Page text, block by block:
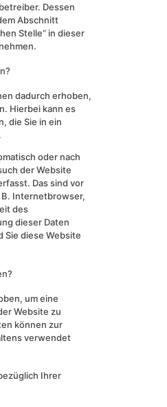
Dessen
Abschnitt
Stelle“ in dieser
dadurch erhoben,
Hierbei kann es
die Sie in ein
oder nach
der Website
Das sind vor
Internetbrowser,
des
dieser Daten
Sie diese Website
um eine
Website zu
können zur
verwendet
Ihrer